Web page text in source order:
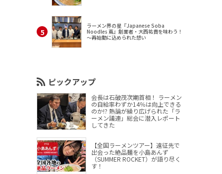
ラーメン界の星『Japanese Soba
Noodles 蔦』創業者・大西祐貴を味わう！
～再始動に込められた想い
ピックアップ
会長は石破茂次期首相！ ラーメン
の自給率わずか14％は向上できる
のか!? 熱論が繰り広げられた「ラ
ーメン議連」総会に潜入レポート
してきた
【全国ラーメンツアー】遠征先で
出会った絶品麺を小島あんず
（SUMMER ROCKET）が語り尽く
す！